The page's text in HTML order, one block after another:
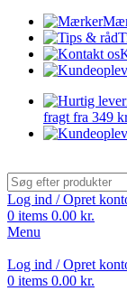
fragt fra 349
Log ind / Opret
0 items 0.00 kr.
Menu
Log ind / Opret
0 items 0.00 kr.